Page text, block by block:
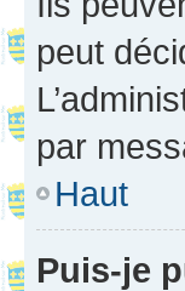
peut
par
Haut
Puis-je